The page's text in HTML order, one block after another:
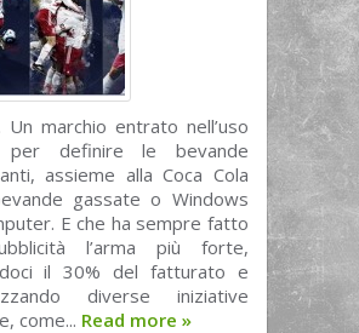
Un marchio entrato nell’uso
per definire le bevande
assieme alla Coca Cola
gassate o Windows
E che ha sempre fatto
l’arma più forte,
il 30% del fatturato e
diverse iniziative
come... Read more »